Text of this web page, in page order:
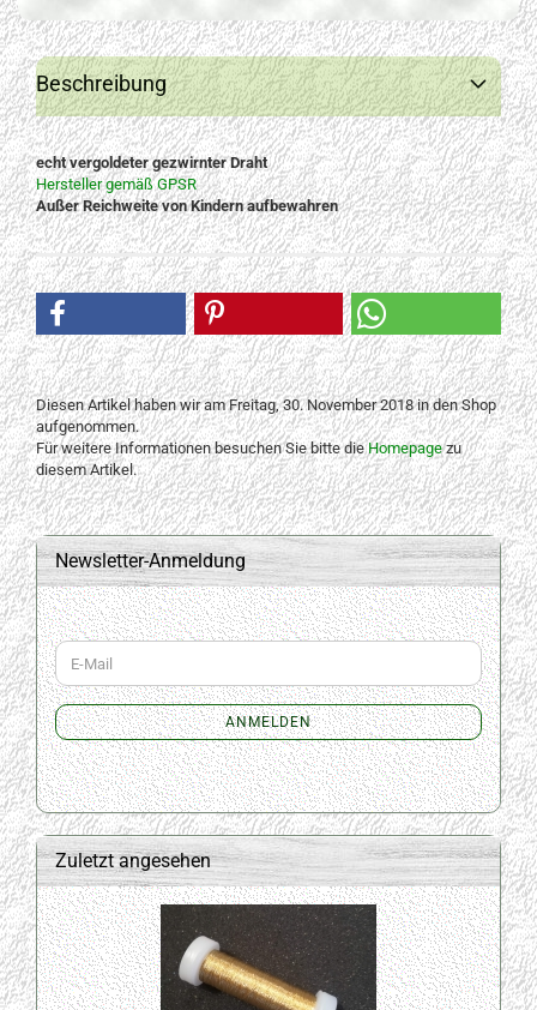
Beschreibung
echt vergoldeter gezwirnter Draht
Hersteller gemäß GPSR
Außer Reichweite von Kindern aufbewahren
Diesen Artikel haben wir am Freitag, 30. November 2018 in den Shop
aufgenommen.
Für weitere Informationen besuchen Sie bitte dieHomepagezu
diesem Artikel.
Newsletter-Anmeldung
WEITER
ZUR
NEWSLETTER-
ANMELDUNG
E-
Mail
ANMELDEN
Zuletzt angesehen